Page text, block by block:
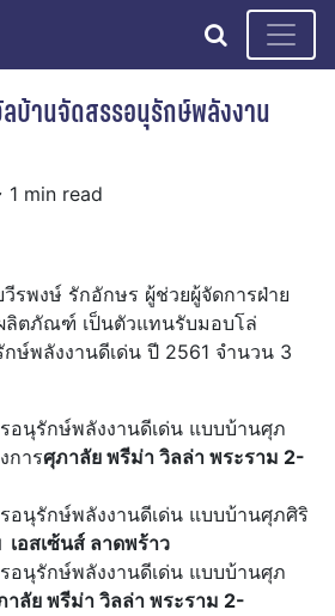
search
บ้านจัดสรรอนุรักษ์พลังงาน
1 min read
รพงษ์ รักอักษร ผู้ช่วยผู้จัดการฝ่าย
ลิตภัณฑ์ เป็นตัวแทนรับมอบโล่
ษ์พลังงานดีเด่น ปี 2561 จำนวน 3
อนุรักษ์พลังงานดีเด่น แบบบ้านศุภ
การศุภาลัย พรีม่า วิลล่า พระราม 2-
อนุรักษ์พลังงานดีเด่น แบบบ้านศุภศิริ
อสเซ้นส์ ลาดพร้าว
อนุรักษ์พลังงานดีเด่น แบบบ้านศุภ
าลัย พรีม่า วิลล่า พระราม 2-